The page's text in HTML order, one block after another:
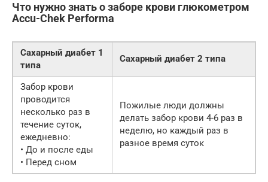
Что нужно знать о заборе крови глюкометром
Accu-Chek Performa
Сахарный диабет 1
типа
Сахарный диабет 2 типа
Забор крови
проводится
несколько раз в
течение суток,
ежедневно:
• До и после еды
• Перед сном
Пожилые люди должны
делать забор крови 4-6 раз в
неделю, но каждый раз в
разное время суток